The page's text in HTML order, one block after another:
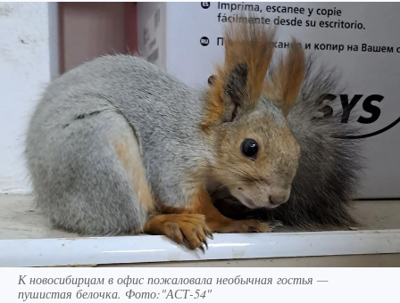
К новосибирцам в офис пожаловала необычная гостья —
пушистая белочка. Фото:"АСТ-54"